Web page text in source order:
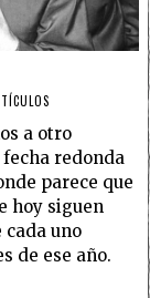
a otro
redonda
parece que
hoy siguen
cada uno
de ese año.